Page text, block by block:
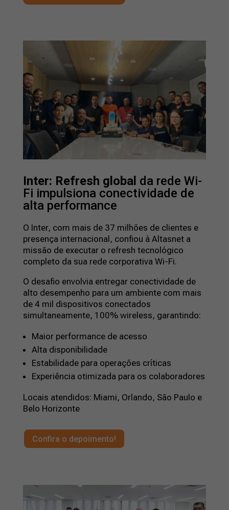
Inter: Refresh global da rede Wi-
Fi impulsiona conectividade de
alta performance
O Inter, com mais de 37 milhões de clientes e
presença internacional, confiou à Altasnet a
missão de executar o refresh tecnológico
completo da sua rede corporativa Wi-Fi.
O desafio envolvia entregar conectividade de
alto desempenho para um ambiente com mais
de 4 mil dispositivos conectados
simultaneamente, 100% wireless, garantindo:
Maior performance de acesso
Alta disponibilidade
Estabilidade para operações críticas
Experiência otimizada para os colaboradores
Locais atendidos: Miami, Orlando, São Paulo e
Belo Horizonte
Confira o depoimento!